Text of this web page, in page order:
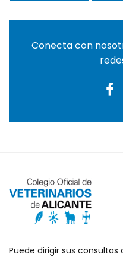
Conecta con
Puede dirigir sus